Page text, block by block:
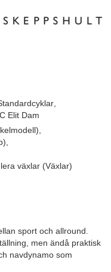
Elit Dam
växlar (Växlar)
sport och allround.
men ändå praktisk
navdynamo som